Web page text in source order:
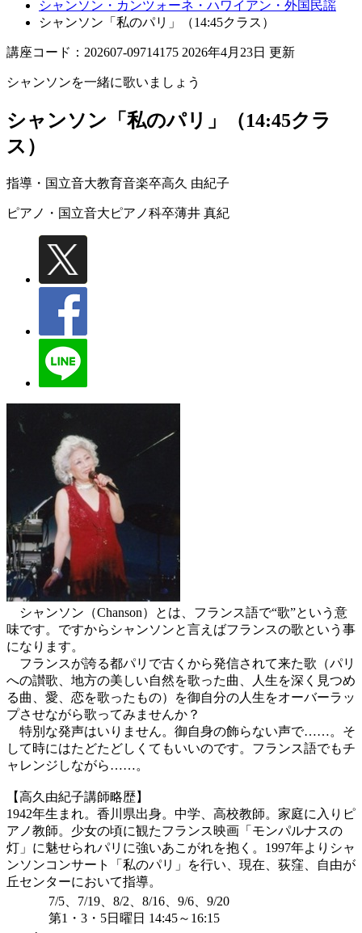
シャンソン・カンツォーネ・ハワイアン・外国民謡
シャンソン「私のパリ」（14:45クラス）
講座コード：202607-09714175 2026年4月23日 更新
シャンソンを一緒に歌いましょう
シャンソン「私のパリ」（14:45クラ
ス）
指導・国立音大教育音楽卒高久 由紀子
ピアノ・国立音大ピアノ科卒薄井 真紀
シャンソン（Chanson）とは、フランス語で“歌”という意
味です。ですからシャンソンと言えばフランスの歌という事
になります。
フランスが誇る都パリで古くから発信されて来た歌（パリ
への讃歌、地方の美しい自然を歌った曲、人生を深く見つめ
る曲、愛、恋を歌ったもの）を御自分の人生をオーバーラッ
プさせながら歌ってみませんか？
特別な発声はいりません。御自身の飾らない声で……。そ
して時にはたどたどしくてもいいのです。フランス語でもチ
ャレンジしながら……。
【高久由紀子講師略歴】
1942年生まれ。香川県出身。中学、高校教師。家庭に入りピ
アノ教師。少女の頃に観たフランス映画「モンパルナスの
灯」に魅せられパリに強いあこがれを抱く。1997年よりシャ
ンソンコンサート「私のパリ」を行い、現在、荻窪、自由が
丘センターにおいて指導。
7/5、7/19、8/2、8/16、9/6、9/20
第1・3・5日曜日 14:45～16:15